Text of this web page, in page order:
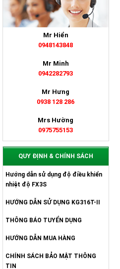
Mr Hiển
0948143848
Mr Minh
0942282793
Mr Hưng
0938 128 286
Mrs Hường
0975755153
QUY ĐỊNH & CHÍNH SÁCH
Hướng dẫn sử dụng độ điều khiển
nhiệt độ FX3S
HƯỚNG DẪN SỬ DỤNG KG316T-II
THÔNG BÁO TUYỂN DỤNG
HƯỚNG DẪN MUA HÀNG
CHÍNH SÁCH BẢO MẬT THÔNG
TIN